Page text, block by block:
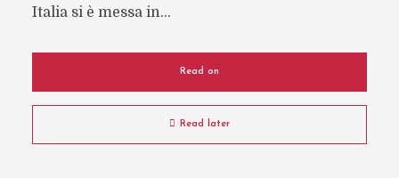
Italia si è messa in...
Read on
Read later